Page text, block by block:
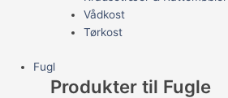
Vådkost
Tørkost
Fugl
Produkter til Fugle